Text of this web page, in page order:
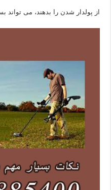
از پولدار شدن را بدهند، می تواند